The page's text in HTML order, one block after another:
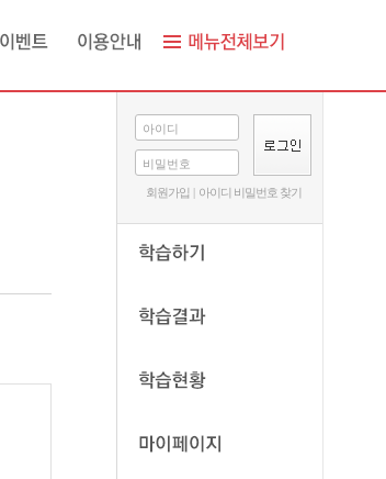
아이디
비밀번호
회원가입 | 아이디 비밀번호 찾기